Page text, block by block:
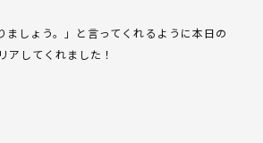
ましょう。」と言ってくれるように本日の
アしてくれました！